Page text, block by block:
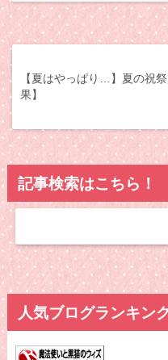
【夏はやっぱり…】夏の祝
果】
記事検索はこちら！
人気ブログランキン